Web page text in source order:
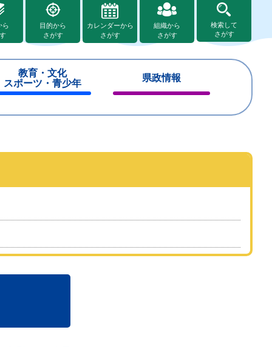
ら
目的から
さがす
カレンダーから
さがす
組織から
さがす
検索して
さがす
教育・文化
スポーツ・青少年
県政情報
じ